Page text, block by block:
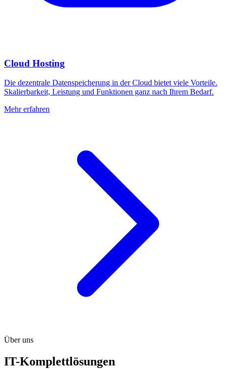
Cloud Hosting
Die dezentrale Datenspeicherung in der Cloud bietet viele Vorteile.
Skalierbarkeit, Leistung und Funktionen ganz nach Ihrem Bedarf.
Mehr erfahren
Über uns
IT-Komplettlösungen